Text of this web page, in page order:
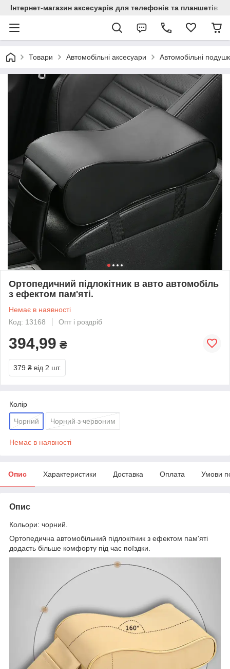
Інтернет-магазин аксесуарів для телефонів та планшетів
Товари Автомобільні аксесуари Автомобільні
Ортопедичний підлокітник в авто автомобіль
з ефектом пам'яті.
Немає в наявності
Код: 13168
Опт і роздріб
394,99 ₴
379 ₴ від 2 шт.
Колір
Чорний Чорний з червоним
Немає в наявності
Опис Характеристики Доставка Оплата Умови
Опис
Кольори: чорний.
Ортопедична автомобільний підлокітник з ефектом пам'яті
додасть більше комфорту під час поїздки.